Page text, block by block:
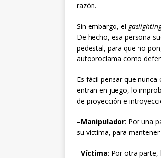
razón.
Sin embargo, el gaslighting
De hecho, esa persona
pedestal, para que no
autoproclama como
Es fácil pensar que
entran en juego, lo
de proyección e
–Manipulador: Por una
su víctima, para
–Víctima: Por otra parte,